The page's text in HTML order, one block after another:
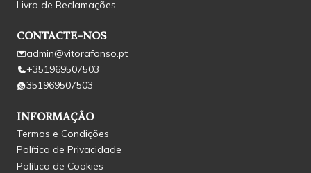
Livro de Reclamações
CONTACTE-NOS
admin@vitorafonso.pt
+351969507503
351969507503
INFORMAÇÃO
Termos e Condições
Política de Privacidade
Política de Cookies